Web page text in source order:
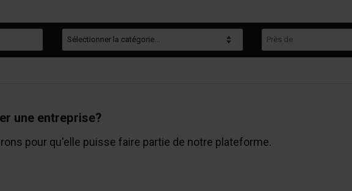
une entreprise?
pour qu'elle puisse faire partie de notre plateforme.